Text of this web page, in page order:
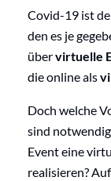
Covid-19 ist
den es je
übervirtuelle
die online als
Doch welche
sind
Event eine
realisieren?